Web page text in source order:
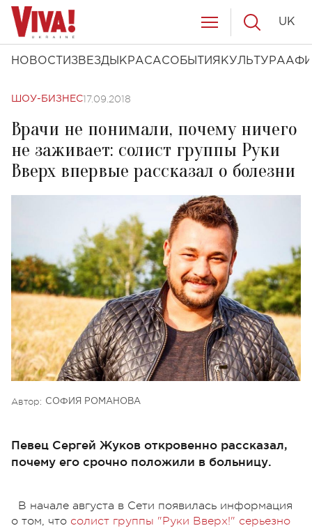
НОВОСТИ ЗВЕЗДЫ КРАСАСОБЫТИЯ КУЛЬТУРА
UK
ШОУ-БИЗНЕС17.09.2018
Врачи не понимали, почему ничего
не заживает: солист группы Руки
Вверх впервые рассказал о болезни
Автор: СОФИЯ РОМАНОВА
Певец Сергей Жуков откровенно рассказал,
почему его срочно положили в больницу.
В начале августа в Сети появилась информация
о том, что солист группы "Руки Вверх!" серьезно